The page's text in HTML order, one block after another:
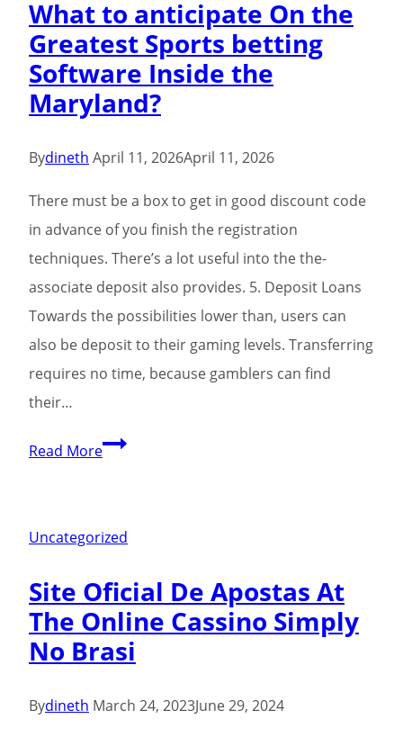
depozytu
?
Fillip
2025
What to anticipate On the
Greatest Sports betting
Software Inside the
Maryland?
Bydineth April 11, 2026April 11, 2026
There must be a box to get in good discount code
in advance of you finish the registration
techniques. There’s a lot useful into the the-
associate deposit also provides. 5. Deposit Loans
Towards the possibilities lower than, users can
also be deposit to their gaming levels. Transferring
requires no time, because gamblers can find
their…
Read MoreWhat
On
Greatest
Sports
betting
Inside
Uncategorized
Site Oficial De Apostas At
The Online Cassino Simply
No Brasi
Bydineth March 24, 2023June 29, 2024